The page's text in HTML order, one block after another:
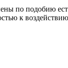
по подобию
к